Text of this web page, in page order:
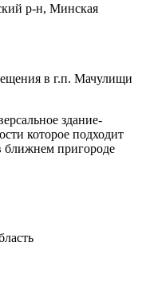
р-н, Минская
в г.п. Мачулищи
здание-
которое подходит
ближнем пригороде